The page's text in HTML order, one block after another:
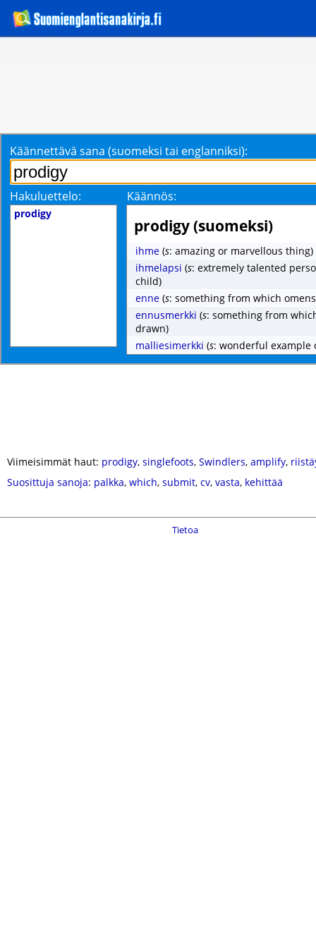
Käännettävä sana (suomeksi tai englanniksi):
Hakuluettelo: Käännös:
prodigy
prodigy (suomeksi)
ihme (s: amazing or marvellous thing)
ihmelapsi (s: extremely talented
child)
enne (s: something from which
ennusmerkki (s: something from
drawn)
malliesimerkki (s: wonderful example
Viimeisimmät haut: prodigy, singlefoots, Swindlers, amplify,
Suosittuja sanoja: palkka, which, submit, cv, vasta, kehittää
Tietoa